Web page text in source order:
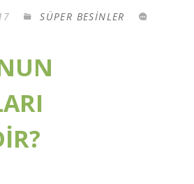
SÜPER BESİNLER